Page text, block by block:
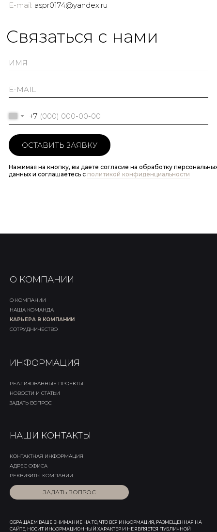
E-mail: aspr0174@yandex.ru
Cвязаться с нами
+7
ОСТАВИТЬ ЗАЯВКУ
Нажимая на кнопку, вы даете согласие на обработку
данных и соглашаетесь c политикой конфиденциальности
КОНТАКТНАЯ ИНФОРМАЦИЯ
АДРЕС ОФИСА
РЕКВИЗИТЫ КОМПАНИИ
ОБРАЩАЕМ ВАШЕ ВНИМАНИЕ НА ТО, ЧТО ВСЯ ИНФОРМАЦИЯ, РАЗМЕЩЕННАЯ НА
САЙТЕ, НОСИТ ИНФОРМАЦИОННЫЙ ХАРАКТЕР И НЕ ЯВЛЯЕТСЯ ПУБЛИЧНОЙ
О КОМПАНИИ
О КОМПАНИИ
НАША КОМАНДА
КАРЬЕРА В КОМПАНИИ
СОТРУДНИЧЕСТВО
ИНФОРМАЦИЯ
РЕАЛИЗОВАННЫЕ ПРОЕКТЫ
НОВОСТИ И СТАТЬИ
ЗАДАТЬ ВОПРОС
НАШИ КОНТАКТЫ
ЗАДАТЬ ВОПРОС